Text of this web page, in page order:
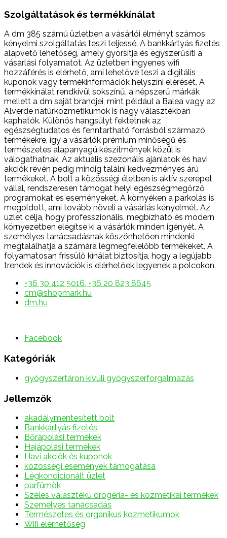
Szolgáltatások és termékkínálat
A dm 385 számú üzletben a vásárlói élményt számos
kényelmi szolgáltatás teszi teljessé. A bankkártyás fizetés
alapvető lehetőség, amely gyorsítja és egyszerűsíti a
vásárlási folyamatot. Az üzletben ingyenes wifi
hozzáférés is elérhető, ami lehetővé teszi a digitális
kuponok vagy termékinformációk helyszíni elérését. A
termékkínálat rendkívül sokszínű, a népszerű márkák
mellett a dm saját brandjei, mint például a Balea vagy az
Alverde natúrkozmetikumok is nagy választékban
kaphatók. Különös hangsúlyt fektetnek az
egészségtudatos és fenntartható forrásból származó
termékekre, így a vásárlók prémium minőségű és
természetes alapanyagú készítmények közül is
válogathatnak. Az aktuális szezonális ajánlatok és havi
akciók révén pedig mindig találni kedvezményes árú
termékeket. A bolt a közösségi életben is aktív szerepet
vállal, rendszeresen támogat helyi egészségmegőrző
programokat és eseményeket. A környéken a parkolás is
megoldott, ami tovább növeli a vásárlás kényelmét. Az
üzlet célja, hogy professzionális, megbízható és modern
környezetben elégítse ki a vásárlók minden igényét. A
személyes tanácsadásnak köszönhetően mindenki
megtalálhatja a számára legmegfelelőbb termékeket. A
folyamatosan frissülő kínálat biztosítja, hogy a legújabb
trendek és innovációk is elérhetőek legyenek a polcokon.
+36 30 412 5016, +36 20 823 8645
cm@shopmark.hu
dm.hu
Facebook
Kategóriák
gyógyszertáron kívüli gyógyszerforgalmazás
Jellemzők
akadálymentesített bolt
Bankkártyás fizetés
Bőrápolási termékek
Hajápolási termékek
Havi akciók és kuponok
közösségi események támogatása
Légkondicionált üzlet
parfümök
Széles választékú drogéria- és kozmetikai termékek
Személyes tanácsadás
Természetes és organikus kozmetikumok
Wifi elérhetőség